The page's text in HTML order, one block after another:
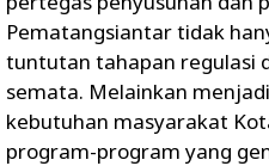
Pematangsiantar tidak
tuntutan tahapan regulasi
semata. Melainkan
kebutuhan masyarakat
program-program yang